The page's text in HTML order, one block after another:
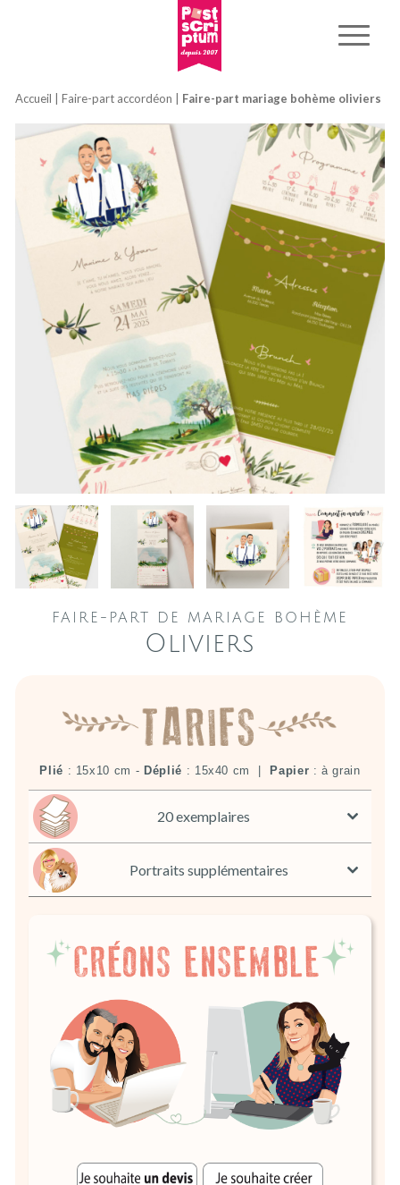
Accueil Faire-part accordéon Faire-part mariage bohème oliviers
FAIRE-PART DE MARIAGE BOHÈME
Oliviers
Plié : 15x10 cm - Déplié : 15x40 cm | Papier : à grain
20 exemplaires
Portraits supplémentaires